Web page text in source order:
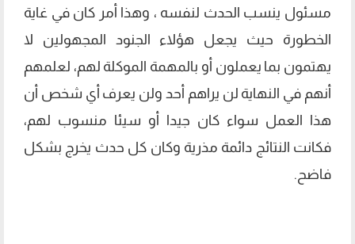
مسئول ينسب الحدث لنفسه ، وهذا أمر كان في غاية
الخطورة حيث يجعل هؤلاء الجنود المجهولين لا
يهتمون بما يعملون أو بالمهمة الموكلة لهم، لعلمهم
أنهم في النهاية لن يراهم أحد ولن يعرف أي شخص أن
هذا العمل سواء كان جيدا أو سيئا منسوب لهم،
فكانت النتائج دائمة مذرية وكان كل حدث يخرج بشكل
فاضح.